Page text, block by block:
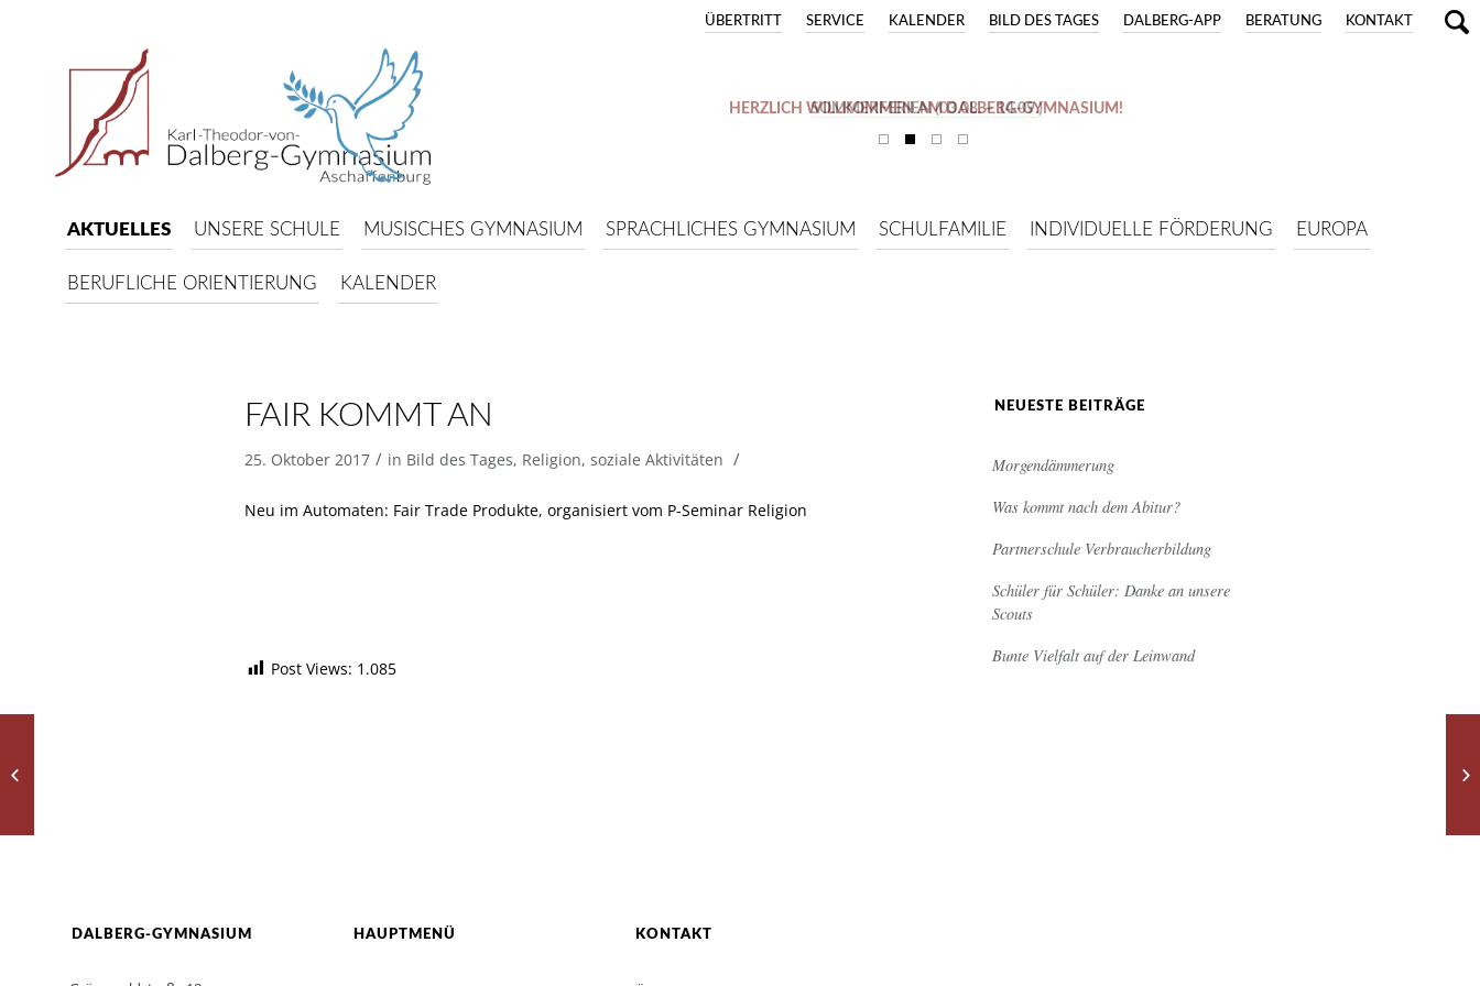
KONTAKT
BERATUNG
DALBERG-APP
BILD DES TAGES
KALENDER
SERVICE
ÜBERTRITT
HERZLICH WILLKOMMEN AM DALBERG-GYMNASIUM!
SOMMERFERIEN (03.08. – 14.09.)
AKTUELLES UNSERE SCHULE MUSISCHES GYMNASIUM SPRACHLICHES GYMNASIUM SCHULFAMILIE INDIVIDUELLE FÖRDERUNG EUROPA
BERUFLICHE ORIENTIERUNG KALENDER
FAIR KOMMT AN
25. Oktober 2017 / in Bild des Tages, Religion, soziale Aktivitäten /
Neu im Automaten: Fair Trade Produkte, organisiert vom P-Seminar Religion
Post Views: 1.085
NEUESTE BEITRÄGE
Morgendämmerung
Was kommt nach dem Abitur?
Partnerschule Verbraucherbildung
Schüler für Schüler: Danke an unsere
Scouts
Bunte Vielfalt auf der Leinwand
DALBERG-GYMNASIUM HAUPTMENÜ KONTAKT